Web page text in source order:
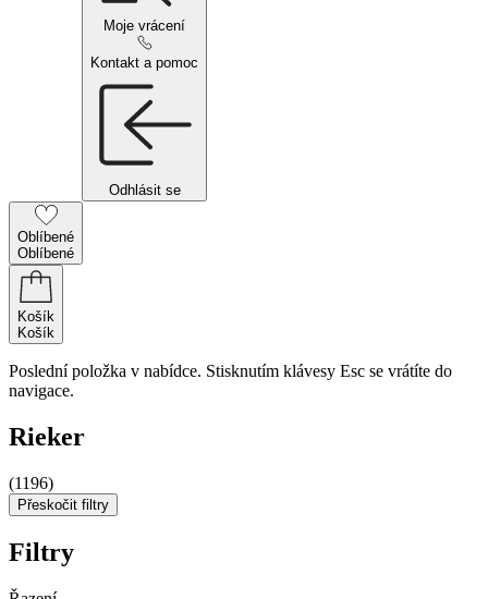
Moje vrácení
Kontakt a pomoc
Odhlásit se
Oblíbené
Oblíbené
Košík
Košík
Poslední položka v nabídce. Stisknutím klávesy Esc se vrátíte do
navigace.
Rieker
(1196)
Přeskočit filtry
Filtry